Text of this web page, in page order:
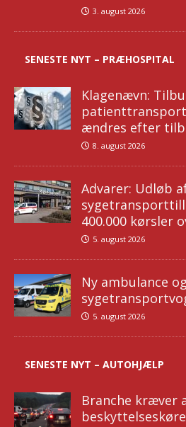
3. august 2026
SENESTE NYT – PRÆHOSPITAL
Klagenævn:
ændres efter
8. august 2026
Advarer: Udløb
400.000 kørsler
5. august 2026
Ny ambulance
5. august 2026
SENESTE NYT – AUTOHJÆLP
Branche kræver